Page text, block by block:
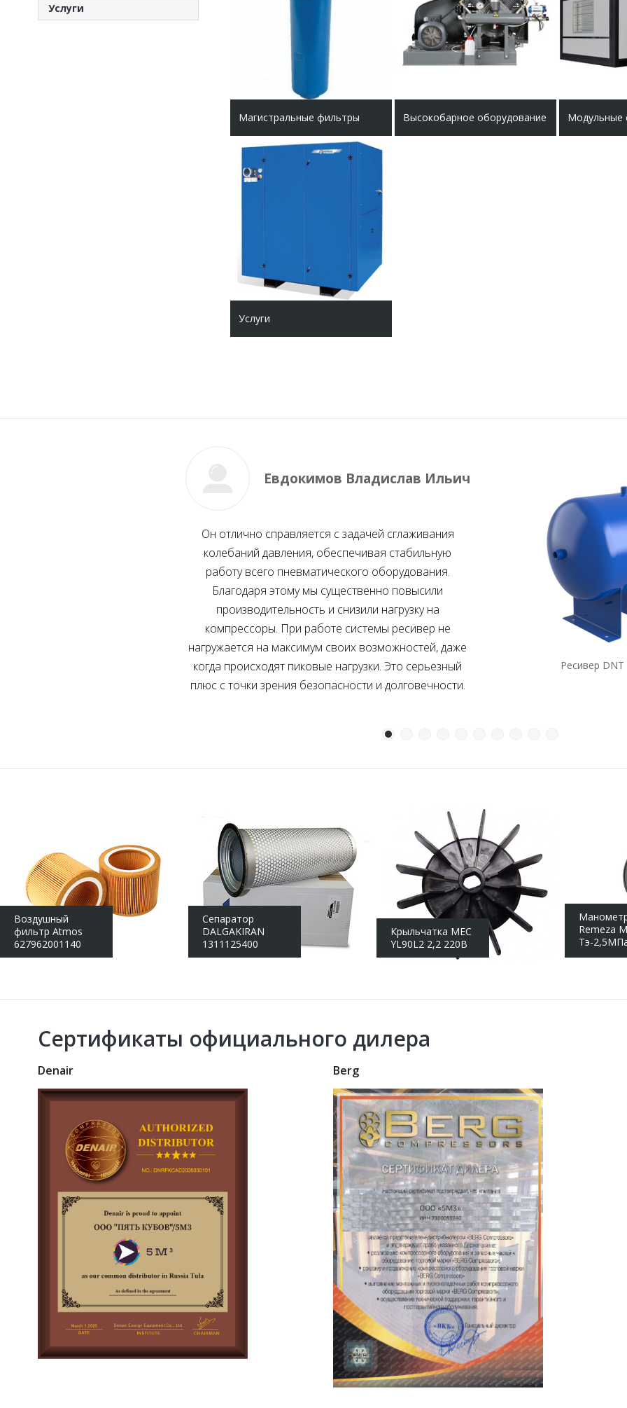
Услуги
Магистральные фильтры Высокобарное оборудование Модульные
Услуги
Евдокимов Владислав Ильич
Он отлично справляется с задачей сглаживания
колебаний давления, обеспечивая стабильную
работу всего пневматического оборудования.
Благодаря этому мы существенно повысили
производительность и снизили нагрузку на
компрессоры. При работе системы ресивер не
нагружается на максимум своих возможностей, даже
когда происходят пиковые нагрузки. Это серьезный
плюс с точки зрения безопасности и долговечности.
Ресивер
Воздушный
фильтр Atmos
627962001140
Сепаратор
DALGAKIRAN
1311125400
Крыльчатка MEC
YL90L2 2,2 220В
Remeza
Тэ-
Сертификаты официального дилера
Denair Berg